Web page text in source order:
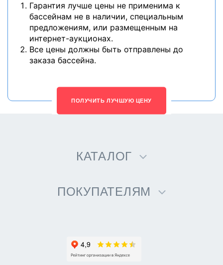
Гарантия лучше цены не применима к
бассейнам не в наличии, специальным
предложениям, или размещенным на
интернет-аукционах.
Все цены должны быть отправлены до
заказа бассейна.
ПОЛУЧИТЬ ЛУЧШУЮ ЦЕНУ
КАТАЛОГ
ПОКУПАТЕЛЯМ